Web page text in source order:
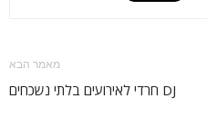
מאמר הבא
DJ חרדי לאירועים בלתי נשכחים